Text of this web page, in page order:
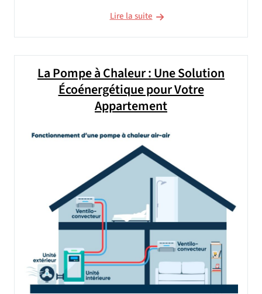
Lire la suite
La Pompe à Chaleur : Une Solution
Écoénergétique pour Votre
Appartement